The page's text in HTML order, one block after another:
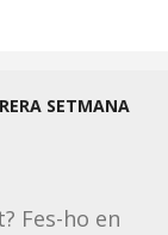
SETMANA
Fes-ho en